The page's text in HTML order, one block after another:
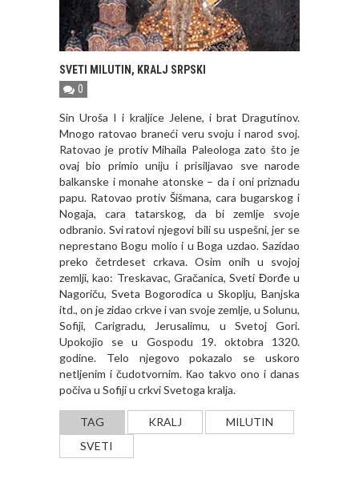
SVETI MILUTIN, KRALJ SRPSKI
0
Sin Uroša I i kraljice Jelene, i brat Dragutinov.
Mnogo ratovao braneći veru svoju i narod svoj.
Ratovao je protiv Mihaila Paleologa zato što je
ovaj bio primio uniju i prisiljavao sve narode
balkanske i monahe atonske – da i oni priznadu
papu. Ratovao protiv Šišmana, cara bugarskog i
Nogaja, cara tatarskog, da bi zemlje svoje
odbranio. Svi ratovi njegovi bili su uspešni, jer se
neprestano Bogu molio i u Boga uzdao. Sazidao
preko četrdeset crkava. Osim onih u svojoj
zemlji, kao: Treskavac, Gračanica, Sveti Đorđe u
Nagoriču, Sveta Bogorodica u Skoplju, Banjska
itd., on je zidao crkve i van svoje zemlje, u Solunu,
Sofiji, Carigradu, Jerusalimu, u Svetoj Gori.
Upokojio se u Gospodu 19. oktobra 1320.
godine. Telo njegovo pokazalo se uskoro
netljenim i čudotvornim. Кao takvo ono i danas
počiva u Sofiji u crkvi Svetoga kralja.
TAG KRALJ
MILUTIN
SVETI